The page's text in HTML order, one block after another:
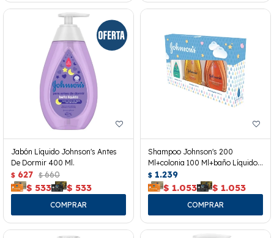
Jabón Líquido Johnson's Antes
De Dormir 400 Ml.
$ 627 $ 660
$ 533 $ 533
Shampoo Johnson's 200
Ml+colonia 100 Ml+baño Líquido
200 Ml.
$ 1.239
$ 1.053 $ 1.053